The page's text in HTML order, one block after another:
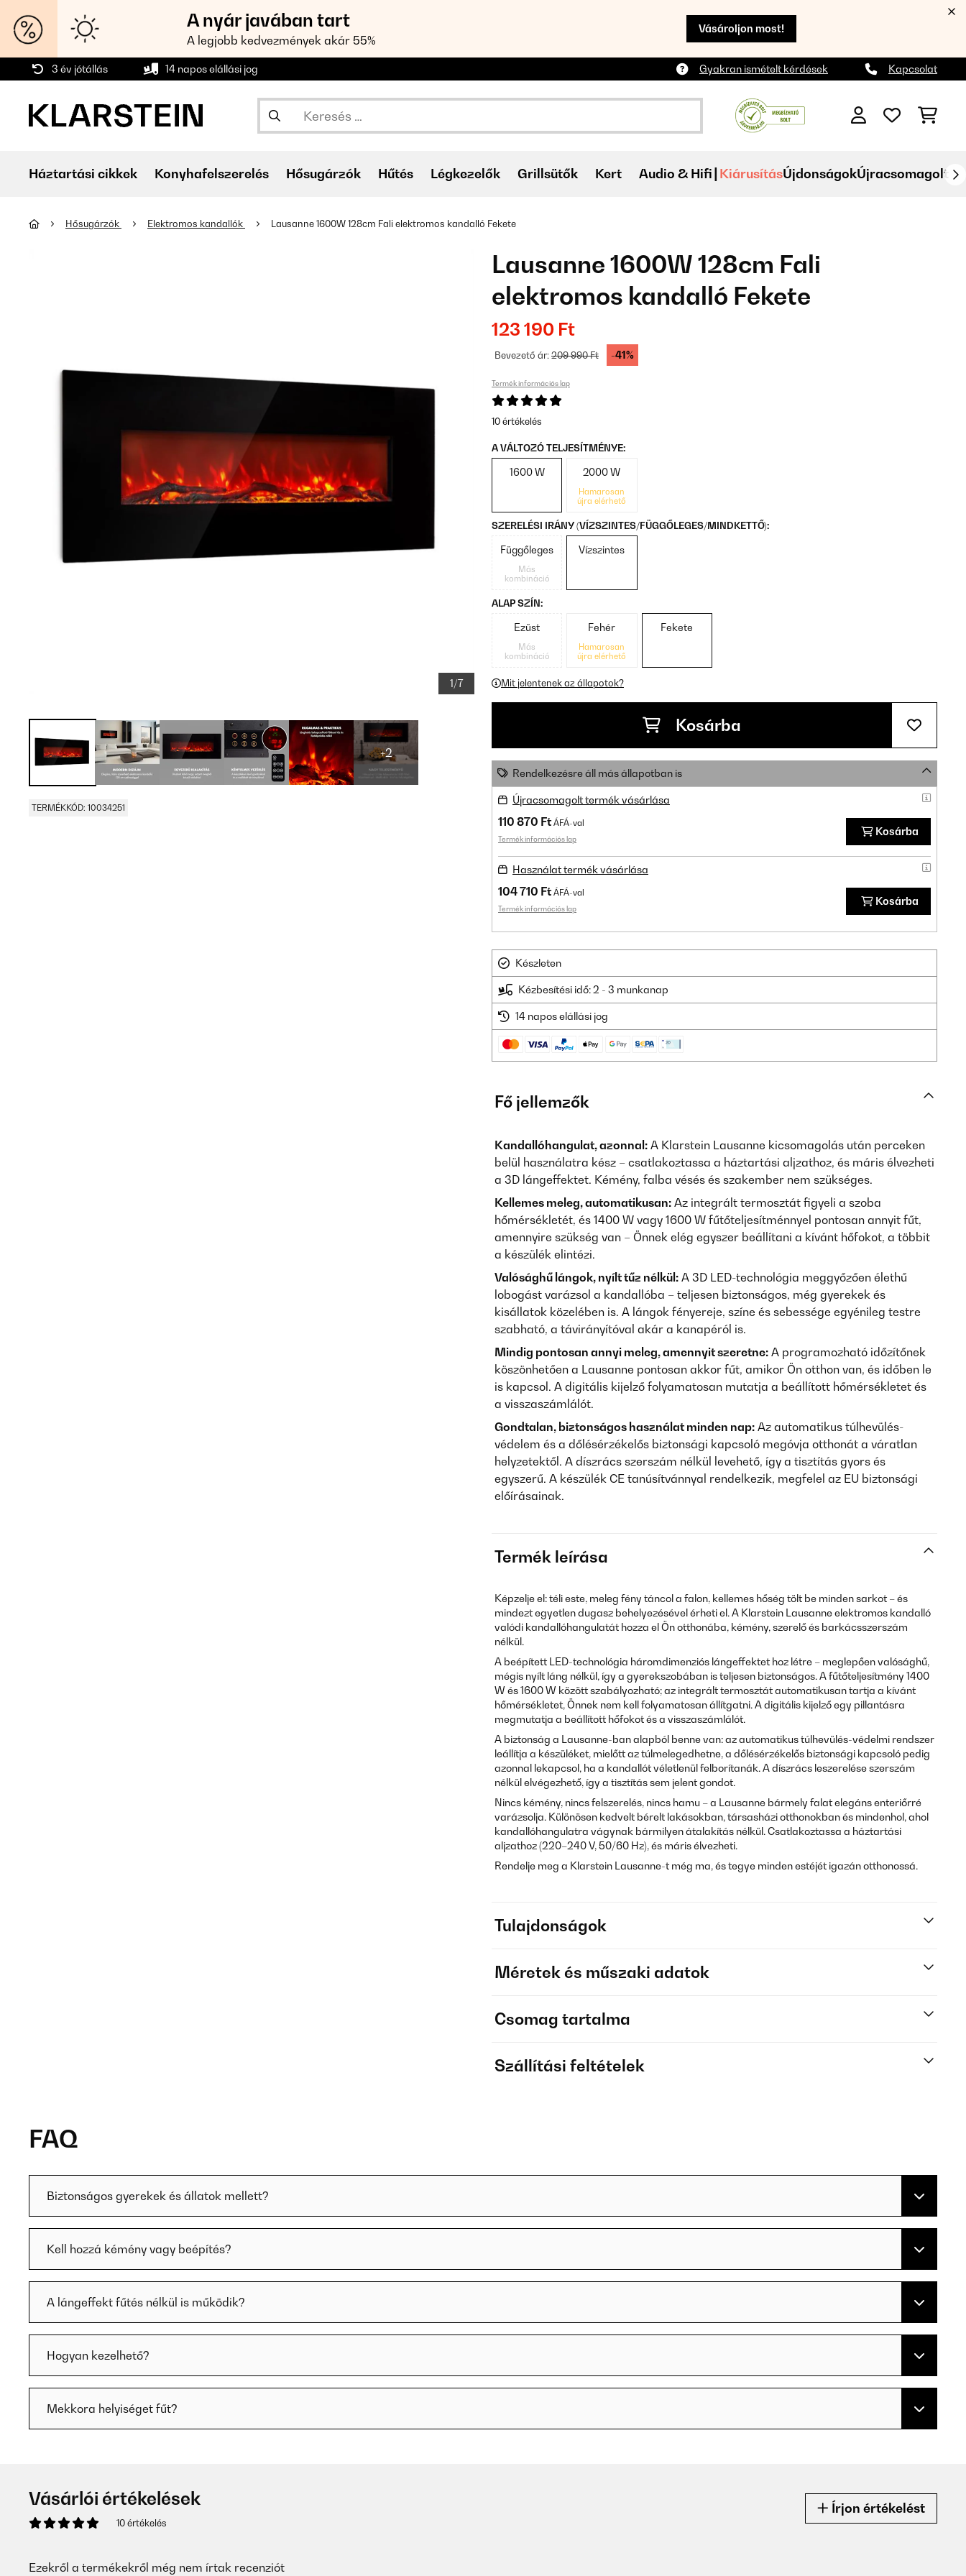
A nyár javában tart
A legjobb kedvezmények akár 55%
Vásároljon most!
3 év jótállás 14 napos elállási jog Gyakran ismételt kérdések Kapcsolat
Háztartási cikkek Konyhafelszerelés Hősugárzók Hűtés Légkezelők Grillsütők Kert Audio & Hifi KiárusításÚjdonságokÚjracsomagolt
Hősugárzók Elektromos kandallók Lausanne 1600W 128cm Fali elektromos kandalló Fekete
1/7
+2
TERMÉKKÓD: 10034251
Lausanne 1600W 128cm Fali
elektromos kandalló Fekete
123 190 Ft
Bevezető ár:209 990 Ft -41%
Termék információs lap
10 értékelés
A VÁLTOZÓ TELJESÍTMÉNYE:
1600 W 2000 W
Hamarosan
újra elérhető
SZERELÉSI IRÁNY (VÍZSZINTES/FÜGGŐLEGES/MINDKETTŐ):
Függőleges
Más
kombináció
Vízszintes
ALAP SZÍN:
Ezüst
Más
kombináció
Fehér
Hamarosan
újra elérhető
Fekete
Mit jelentenek az állapotok?
Kosárba
Rendelkezésre áll más állapotban is
Újracsomagolt termék vásárlása
110 870 Ft ÁFÁ-val
Termék információs lap
Kosárba
Használat termék vásárlása
104 710 Ft ÁFÁ-val
Termék információs lap
Kosárba
Készleten
Kézbesítési idő: 2 - 3 munkanap
14 napos elállási jog
Fő jellemzők
Kandallóhangulat, azonnal: A Klarstein Lausanne kicsomagolás után perceken
belül használatra kész – csatlakoztassa a háztartási aljzathoz, és máris élvezheti
a 3D lángeffektet. Kémény, falba vésés és szakember nem szükséges.
Kellemes meleg, automatikusan: Az integrált termosztát figyeli a szoba
hőmérsékletét, és 1400 W vagy 1600 W fűtőteljesítménnyel pontosan annyit fűt,
amennyire szükség van – Önnek elég egyszer beállítani a kívánt hőfokot, a többit
a készülék elintézi.
Valósághű lángok, nyílt tűz nélkül: A 3D LED-technológia meggyőzően élethű
lobogást varázsol a kandallóba – teljesen biztonságos, még gyerekek és
kisállatok közelében is. A lángok fényereje, színe és sebessége egyénileg testre
szabható, a távirányítóval akár a kanapéról is.
Mindig pontosan annyi meleg, amennyit szeretne: A programozható időzítőnek
köszönhetően a Lausanne pontosan akkor fűt, amikor Ön otthon van, és időben le
is kapcsol. A digitális kijelző folyamatosan mutatja a beállított hőmérsékletet és
a visszaszámlálót.
Gondtalan, biztonságos használat minden nap: Az automatikus túlhevülés-
védelem és a dőlésérzékelős biztonsági kapcsoló megóvja otthonát a váratlan
helyzetektől. A díszrács szerszám nélkül levehető, így a tisztítás gyors és
egyszerű. A készülék CE tanúsítvánnyal rendelkezik, megfelel az EU biztonsági
előírásainak.
Termék leírása
Képzelje el: téli este, meleg fény táncol a falon, kellemes hőség tölt be minden sarkot – és
mindezt egyetlen dugasz behelyezésével érheti el. A Klarstein Lausanne elektromos kandalló
valódi kandallóhangulatát hozza el Ön otthonába, kémény, szerelő és barkácsszerszám
nélkül.
A beépített LED-technológia háromdimenziós lángeffektet hoz létre – meglepően valósághű,
mégis nyílt láng nélkül, így a gyerekszobában is teljesen biztonságos. A fűtőteljesítmény 1400
W és 1600 W között szabályozható; az integrált termosztát automatikusan tartja a kívánt
hőmérsékletet, Önnek nem kell folyamatosan állítgatni. A digitális kijelző egy pillantásra
megmutatja a beállított hőfokot és a visszaszámlálót.
A biztonság a Lausanne-ban alapból benne van: az automatikus túlhevülés-védelmi rendszer
leállítja a készüléket, mielőtt az túlmelegedhetne, a dőlésérzékelős biztonsági kapcsoló pedig
azonnal lekapcsol, ha a kandallót véletlenül felborítanák. A díszrács leszerelése szerszám
nélkül elvégezhető, így a tisztítás sem jelent gondot.
Nincs kémény, nincs felszerelés, nincs hamu – a Lausanne bármely falat elegáns enteriőrré
varázsolja. Különösen kedvelt bérelt lakásokban, társasházi otthonokban és mindenhol, ahol
kandallóhangulatra vágynak bármilyen átalakítás nélkül. Csatlakoztassa a háztartási
aljzathoz (220–240 V, 50/60 Hz), és máris élvezheti.
Rendelje meg a Klarstein Lausanne-t még ma, és tegye minden estéjét igazán otthonossá.
Tulajdonságok
Méretek és műszaki adatok
Csomag tartalma
Szállítási feltételek
FAQ
Biztonságos gyerekek és állatok mellett?
Kell hozzá kémény vagy beépítés?
A lángeffekt fűtés nélkül is működik?
Hogyan kezelhető?
Mekkora helyiséget fűt?
Vásárlói értékelések
10 értékelés
Írjon értékelést
Ezekről a termékekről még nem írtak recenziót